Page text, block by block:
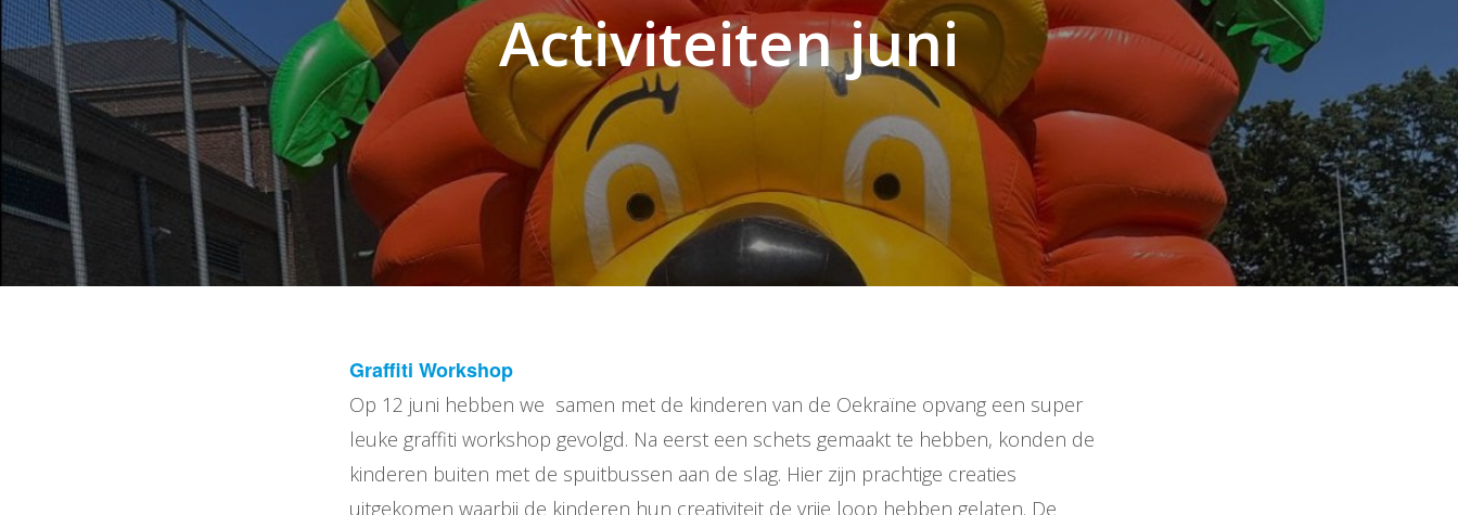
Activiteiten juni
Graffiti Workshop
Op 12 juni hebben we samen met de kinderen van de Oekraïne opvang een super
leuke graffiti workshop gevolgd. Na eerst een schets gemaakt te hebben, konden de
kinderen buiten met de spuitbussen aan de slag. Hier zijn prachtige creaties
uitgekomen waarbij de kinderen hun creativiteit de vrije loop hebben gelaten. De